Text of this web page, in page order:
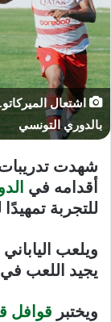
اشتعال
بالدوري التونسي
شهدت
أقدامه في
للتجربة
ويلعب
يجيد اللعب
ويختبر قوافل